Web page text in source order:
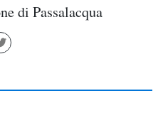
di Passalacqua